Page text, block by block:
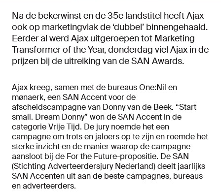
Na de bekerwinst en de 35e landstitel heeft Ajax
ook op marketingvlak de ‘dubbel’ binnengehaald.
Eerder al werd Ajax uitgeroepen tot Marketing
Transformer of the Year, donderdag viel Ajax in de
prijzen bij de uitreiking van de SAN Awards.
Ajax kreeg, samen met de bureaus One:Nil en
mønaerk, een SAN Accent voor de
afscheidscampagne van Donny van de Beek. “Start
small. Dream Donny” won de SAN Accent in de
categorie Vrije Tijd. De jury noemde het een
campagne om trots en jaloers op te zijn en roemde het
sterke inzicht en de manier waarop de campagne
aansloot bij de For the Future-propositie. De SAN
(Stichting Adverteerdersjury Nederland) deelt jaarlijks
SAN Accenten uit aan de beste campagnes, bureaus
en adverteerders.